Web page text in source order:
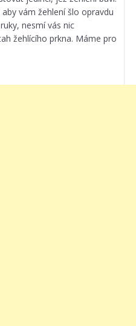
aby vám žehlení šlo opravdu
nesmí vás nic
žehlícího prkna. Máme pro